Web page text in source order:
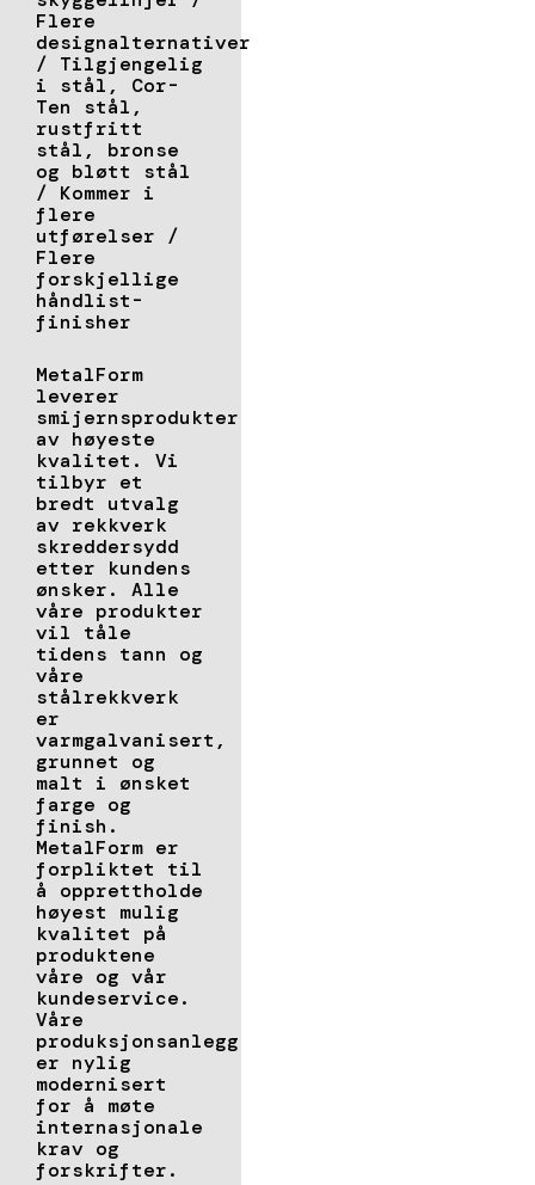
Flere
designalternativer
/ Tilgjengelig
i stål, Cor-
Ten stål,
rustfritt
stål, bronse
og bløtt stål
/ Kommer i
flere
utførelser /
Flere
forskjellige
håndlist-
finisher
MetalForm
leverer
smijernsprodukter
av høyeste
kvalitet. Vi
tilbyr et
bredt utvalg
av rekkverk
skreddersydd
etter kundens
ønsker. Alle
våre produkter
vil tåle
tidens tann og
våre
stålrekkverk
er
varmgalvanisert,
grunnet og
malt i ønsket
farge og
finish.
MetalForm er
forpliktet til
å opprettholde
høyest mulig
kvalitet på
produktene
våre og vår
kundeservice.
Våre
produksjonsanlegg
er nylig
modernisert
for å møte
internasjonale
krav og
forskrifter.